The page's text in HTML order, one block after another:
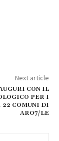
Next article
CON IL
PER I
COMUNI DI
ARO7/LE